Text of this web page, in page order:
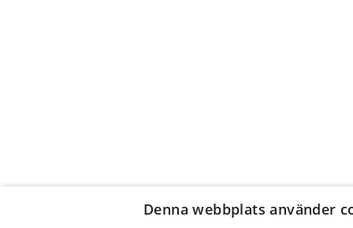
Denna webbplats använder